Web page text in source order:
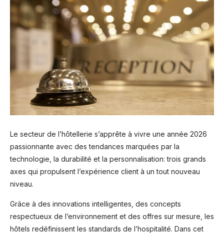
Le secteur de l’hôtellerie s’apprête à vivre une année 2026
passionnante avec des tendances marquées par la
technologie, la durabilité et la personnalisation: trois grands
axes qui propulsent l’expérience client à un tout nouveau
niveau.
Grâce à des innovations intelligentes, des concepts
respectueux de l’environnement et des offres sur mesure, les
hôtels redéfinissent les standards de l’hospitalité. Dans cet